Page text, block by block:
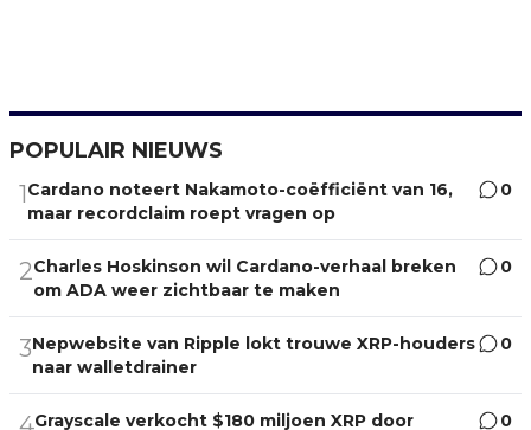
POPULAIR NIEUWS
1Cardano noteert Nakamoto-coëfficiënt van 16,
maar recordclaim roept vragen op
0
2Charles Hoskinson wil Cardano-verhaal breken
om ADA weer zichtbaar te maken
0
3Nepwebsite van Ripple lokt trouwe XRP-houders
naar walletdrainer
0
Grayscale verkocht $180 miljoen XRP door
0